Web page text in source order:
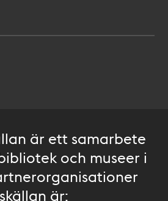
är ett samarbete
och museer i
är: